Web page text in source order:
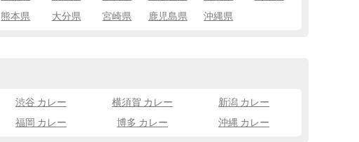
熊本県 大分県 宮崎県 鹿児島県 沖縄県
渋谷 カレー 横須賀 カレー
新潟 カレー
福岡 カレー 博多 カレー 沖縄 カレー